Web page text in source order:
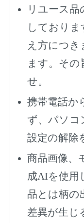
リユース品
しておりま
え方につ
ます。その
せ。
携帯電話か
ず、 パソコ
設定の解除
商品画像、
成AIを使用
品とは柄の
差異が生じ